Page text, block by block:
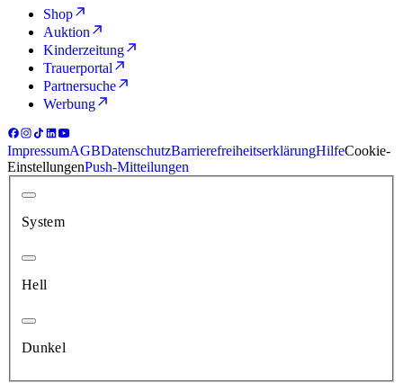
Shop
Auktion
Kinderzeitung
Trauerportal
Partnersuche
Werbung
ImpressumAGBDatenschutzBarrierefreiheitserklärungHilfeCookie-
EinstellungenPush-Mitteilungen
System
Hell
Dunkel